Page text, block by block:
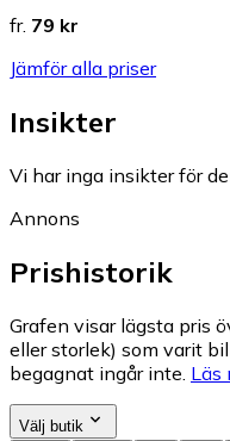
fr. 79 kr
Jämför alla priser
Insikter
Vi har inga insikter för
Annons
Prishistorik
Grafen visar lägsta pris
eller storlek) som varit
begagnat ingår inte. Läs
Välj butik